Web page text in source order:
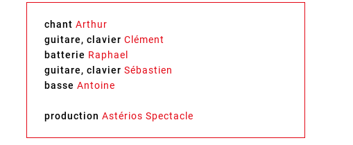
chant Arthur
guitare, clavier Clément
batterie Raphael
guitare, clavier Sébastien
basse Antoine
production Astérios Spectacle